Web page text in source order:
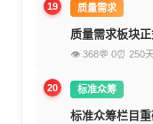
19 质量需求
质量需求板块正
👁 368💬 0⏰ 250
20 标准众筹
标准众筹栏目